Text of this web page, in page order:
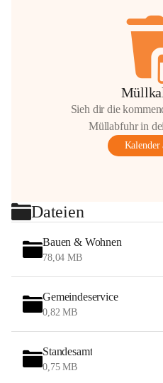
Sieh dir die
Müllabfuhr in
Kalender
Dateien
Bauen & Wohnen
78,04 MB
Gemeindeservice
0,82 MB
Standesamt
0,75 MB